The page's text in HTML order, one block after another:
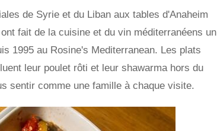
de Syrie et du Liban aux tables d'Anaheim
fait de la cuisine et du vin méditerranéens un
1995 au Rosine's Mediterranean. Les plats
leur poulet rôti et leur shawarma hors du
sentir comme une famille à chaque visite.